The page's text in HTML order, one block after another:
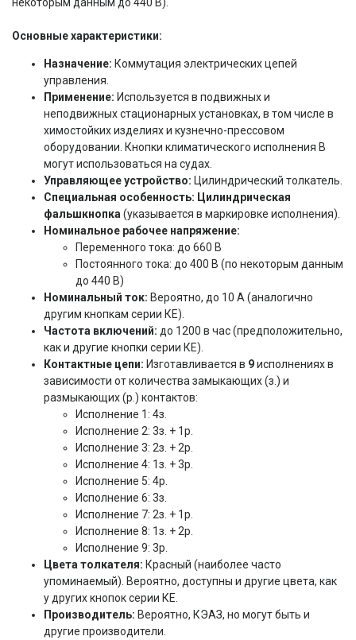
Основные характеристики:
Назначение: Коммутация электрических цепей
управления.
Применение: Используется в подвижных и
неподвижных стационарных установках, в том числе в
химостойких изделиях и кузнечно-прессовом
оборудовании. Кнопки климатического исполнения В
могут использоваться на судах.
Управляющее устройство: Цилиндрический толкатель.
Специальная особенность: Цилиндрическая
фальшкнопка (указывается в маркировке исполнения).
Номинальное рабочее напряжение:
Переменного тока: до 660 В
Постоянного тока: до 400 В (по некоторым данным
до 440 В)
Номинальный ток: Вероятно, до 10 А (аналогично
другим кнопкам серии КЕ).
Частота включений: до 1200 в час (предположительно,
как и другие кнопки серии КЕ).
Контактные цепи: Изготавливается в 9исполнениях в
зависимости от количества замыкающих (з.) и
размыкающих (р.) контактов:
Исполнение 1: 4з.
Исполнение 2: 3з. + 1р.
Исполнение 3: 2з. + 2р.
Исполнение 4: 1з. + 3р.
Исполнение 5: 4р.
Исполнение 6: 3з.
Исполнение 7: 2з. + 1р.
Исполнение 8: 1з. + 2р.
Исполнение 9: 3р.
Цвета толкателя: Красный (наиболее часто
упоминаемый). Вероятно, доступны и другие цвета, как
у других кнопок серии КЕ.
Производитель: Вероятно, КЭАЗ, но могут быть и
другие производители.